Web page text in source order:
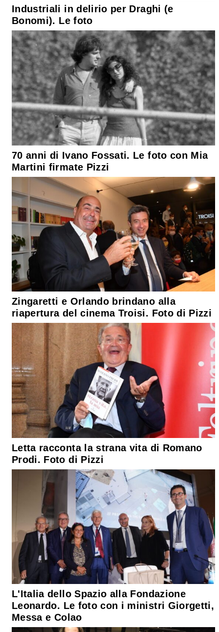
Industriali in delirio per Draghi (e
Bonomi). Le foto
70 anni di Ivano Fossati. Le foto con Mia
Martini firmate Pizzi
Zingaretti e Orlando brindano alla
riapertura del cinema Troisi. Foto di Pizzi
Letta racconta la strana vita di Romano
Prodi. Foto di Pizzi
L'Italia dello Spazio alla Fondazione
Leonardo. Le foto con i ministri Giorgetti,
Messa e Colao